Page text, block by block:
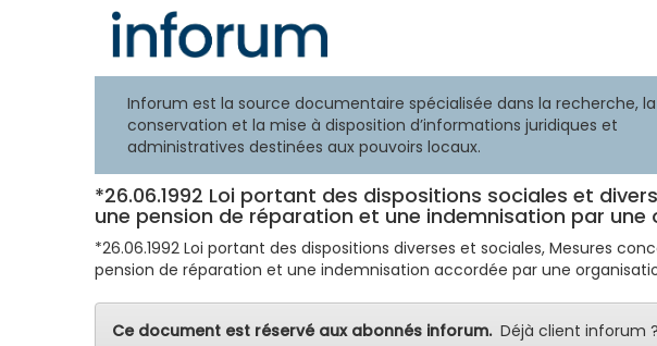
Inforum est la source documentaire spécialisée dans la recherche, la
conservation et la mise à disposition d’informations juridiques et
administratives destinées aux pouvoirs locaux.
*26.06.1992 Loi portant des dispositions sociales et
une pension de réparation et une indemnisation par
*26.06.1992 Loi portant des dispositions diverses et sociales, Mesures
pension de réparation et une indemnisation accordée par une
Ce document est réservé aux abonnés inforum.Déjà client inforum ?